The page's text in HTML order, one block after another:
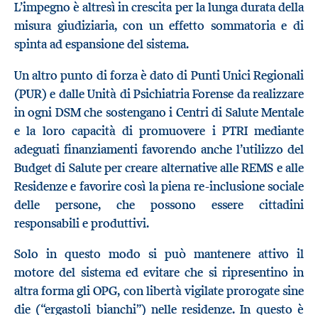
L’impegno è altresì in crescita per la lunga durata della
misura giudiziaria, con un effetto sommatoria e di
spinta ad espansione del sistema.
Un altro punto di forza è dato di Punti Unici Regionali
(PUR) e dalle Unità di Psichiatria Forense da realizzare
in ogni DSM che sostengano i Centri di Salute Mentale
e la loro capacità di promuovere i PTRI mediante
adeguati finanziamenti favorendo anche l’utilizzo del
Budget di Salute per creare alternative alle REMS e alle
Residenze e favorire così la piena re-inclusione sociale
delle persone, che possono essere cittadini
responsabili e produttivi.
Solo in questo modo si può mantenere attivo il
motore del sistema ed evitare che si ripresentino in
altra forma gli OPG, con libertà vigilate prorogate sine
die (“ergastoli bianchi”) nelle residenze. In questo è